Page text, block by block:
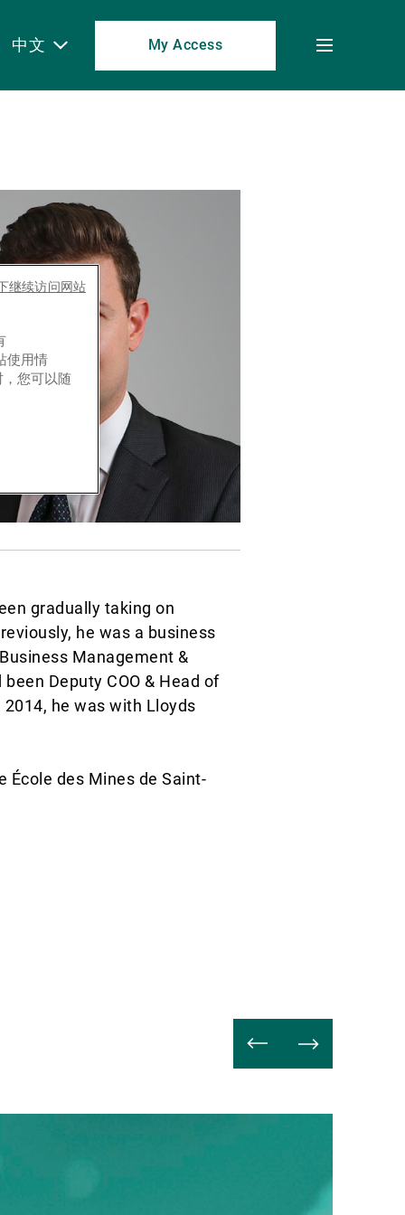
中文 My Access
Toggle
gradually taking on
he was a business
Management &
Deputy COO & Head of
he was with Lloyds
des Mines de Saint-
使用情
您可以随
继续访问网站